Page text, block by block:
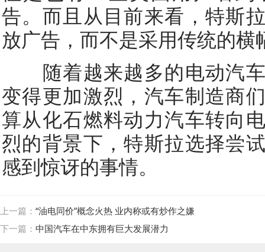
告。而且从目前来看，特斯
放广告，而不是采用传统的横
随着越来越多的电动汽车
变得更加激烈，汽车制造商
算从化石燃料动力汽车转向
烈的背景下，特斯拉选择尝
感到惊讶的事情。
上一篇： “油电同价”概念火热 业内称或有炒作之嫌
下一篇： 中国汽车在中东拥有巨大发展潜力